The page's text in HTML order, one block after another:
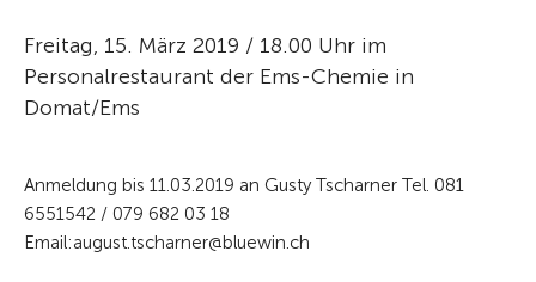
Freitag, 15. März 2019 / 18.00 Uhr im
Personalrestaurant der Ems-Chemie in
Domat/Ems
Anmeldung bis 11.03.2019 an Gusty Tscharner Tel. 081
6551542 / 079 682 03 18
Email:august.tscharner@bluewin.ch